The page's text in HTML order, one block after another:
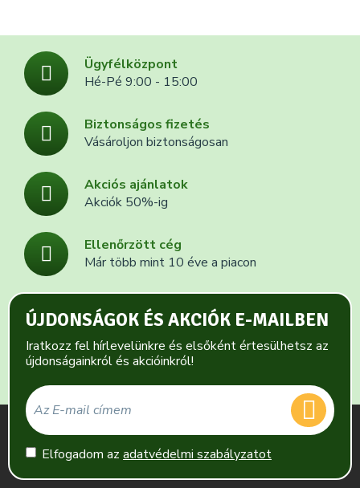
Ügyfélközpont
Hé-Pé 9:00 - 15:00
Biztonságos fizetés
Vásároljon biztonságosan
Akciós ajánlatok
Akciók 50%-ig
Ellenőrzött cég
Már több mint 10 éve a piacon
ÚJDONSÁGOK ÉS AKCIÓK E-MAILBEN
Iratkozz fel hírlevelünkre és elsőként értesülhetsz az
újdonságainkról és akcióinkról!
Elfogadom az adatvédelmi szabályzatot